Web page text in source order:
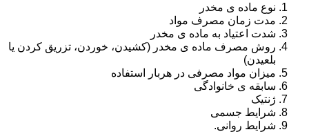
نوع ماده ی مخدر
مدت زمان مصرف مواد
شدت اعتیاد به ماده ی مخدر
روش مصرف ماده ی مخدر (کشیدن، خوردن، تزریق کردن یا
بلعیدن)
میزان مواد مصرفی در هربار استفاده
سابقه ی خانوادگی
ژنتیک
شرایط جسمی
شرایط روانی.